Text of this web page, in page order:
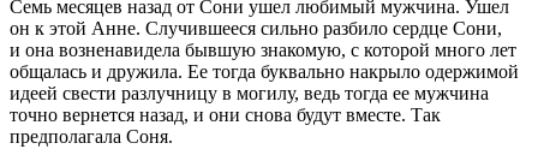
Семь месяцев назад от Сони ушел любимый мужчина. Ушел
он к этой Анне. Случившееся сильно разбило сердце Сони,
и она возненавидела бывшую знакомую, с которой много лет
общалась и дружила. Ее тогда буквально накрыло одержимой
идеей свести разлучницу в могилу, ведь тогда ее мужчина
точно вернется назад, и они снова будут вместе. Так
предполагала Соня.